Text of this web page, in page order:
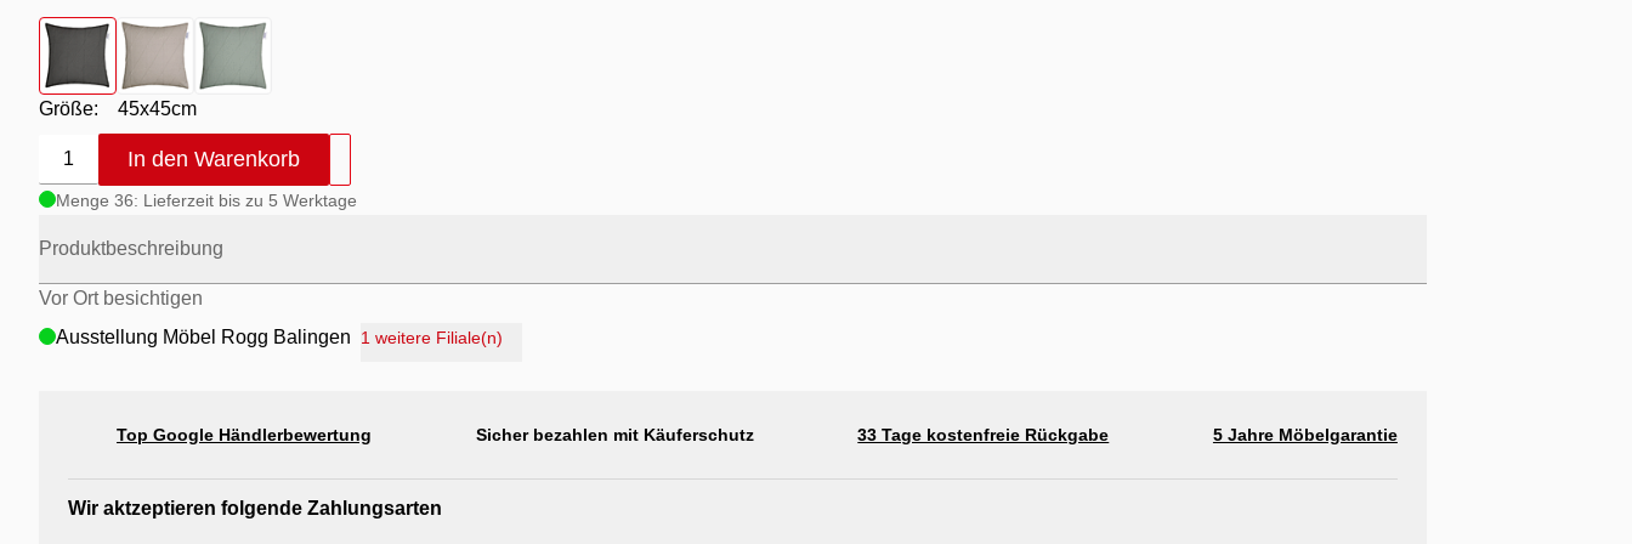
Farbton - anthrazit / anthrazit
Farbton - rose
Farbton
Größe: 45x45cm
1 In den Warenkorb
Menge 36: Lieferzeit bis zu 5 Werktage
Produktbeschreibung
Vor Ort besichtigen
Ausstellung Möbel Rogg Balingen
Ausstellung Rogg & Roll Reutlingen
Ausstellung Möbel Rogg Reutlingen
1 weitere Filiale(n)
Top Google Händlerbewertung Sicher bezahlen mit Käuferschutz 33 Tage kostenfreie Rückgabe 5 Jahre Möbelgarantie
Wir aktzeptieren folgende Zahlungsarten